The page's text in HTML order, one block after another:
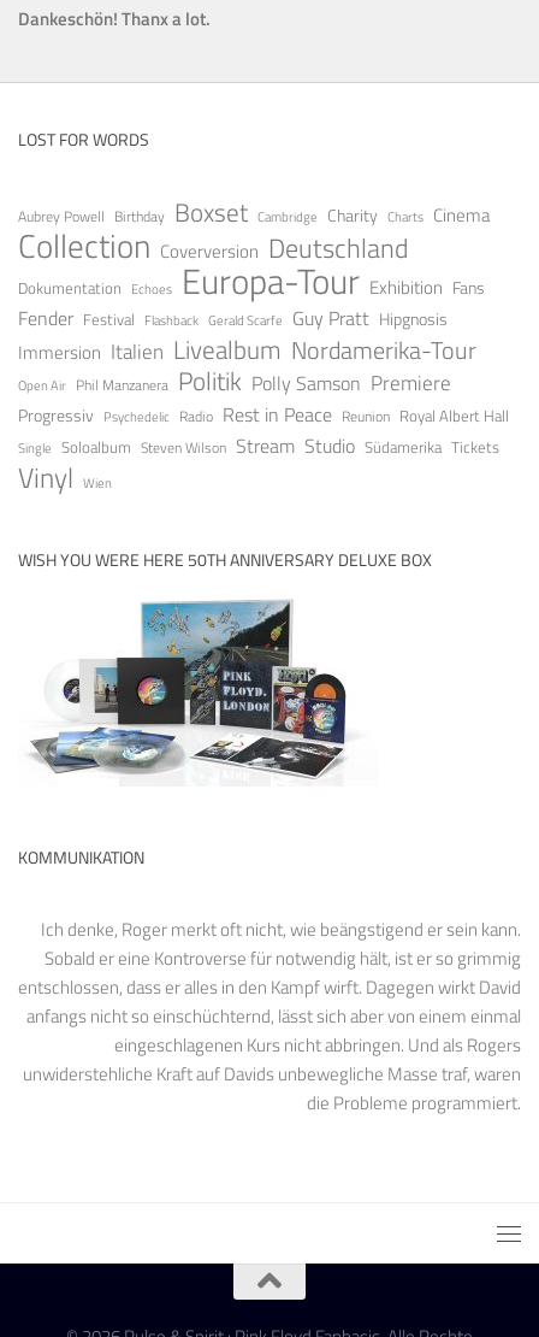
Dankeschön! Thanx a lot.
LOST FOR WORDS
Aubrey Powell Birthday Boxset Cambridge Charity Charts Cinema
Collection Coverversion Deutschland
Dokumentation Echoes Europa-Tour Exhibition Fans
Fender Festival Flashback Gerald Scarfe Guy Pratt Hipgnosis
Immersion Italien Livealbum Nordamerika-Tour
Open Air Phil Manzanera Politik Polly Samson Premiere
Progressiv Psychedelic Radio Rest in Peace Reunion Royal Albert Hall
Single Soloalbum Steven Wilson Stream Studio Südamerika Tickets
Vinyl Wien
WISH YOU WERE HERE 50TH ANNIVERSARY DELUXE BOX
KOMMUNIKATION
Ich denke, Roger merkt oft nicht, wie beängstigend er sein kann.
Sobald er eine Kontroverse für notwendig hält, ist er so grimmig
entschlossen, dass er alles in den Kampf wirft. Dagegen wirkt David
anfangs nicht so einschüchternd, lässt sich aber von einem einmal
eingeschlagenen Kurs nicht abbringen. Und als Rogers
unwiderstehliche Kraft auf Davids unbewegliche Masse traf, waren
die Probleme programmiert.